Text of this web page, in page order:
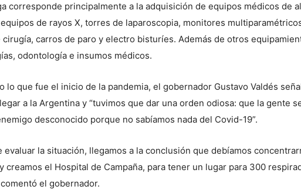
corresponde principalmente a la adquisición de equipos médicos de
de rayos X, torres de laparoscopia, monitores
cirugía, carros de paro y electro bisturíes. Además de otros
odontología e insumos médicos.
lo que fue el inicio de la pandemia, el gobernador Gustavo Valdés
a la Argentina y “tuvimos que dar una orden odiosa: que la gente
desconocido porque no sabíamos nada del Covid-19”.
evaluar la situación, llegamos a la conclusión que debíamos
creamos el Hospital de Campaña, para tener un lugar para 300
el gobernador.